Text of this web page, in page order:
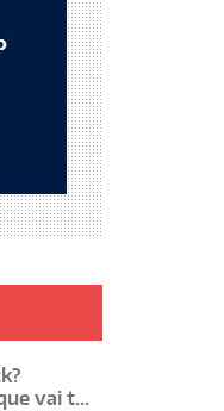
vai t...